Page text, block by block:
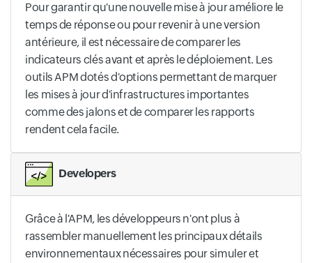
Pour garantir qu'une nouvelle mise à jour améliore le
temps de réponse ou pour revenir à une version
antérieure, il est nécessaire de comparer les
indicateurs clés avant et après le déploiement. Les
outils APM dotés d'options permettant de marquer
les mises à jour d'infrastructures importantes
comme des jalons et de comparer les rapports
rendent cela facile.
Developers
Grâce à l'APM, les développeurs n'ont plus à
rassembler manuellement les principaux détails
environnementaux nécessaires pour simuler et